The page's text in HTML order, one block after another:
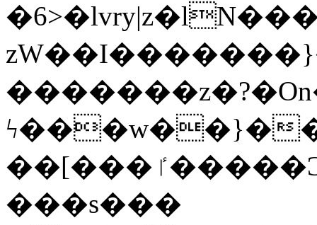
ϟ���w��}�
��[���ٵ�����Ͻ���������x�ս��Apq�����޻�V����O�cp����ٝy{����:�k�ןNݯOOCyx6���&���?
���s���